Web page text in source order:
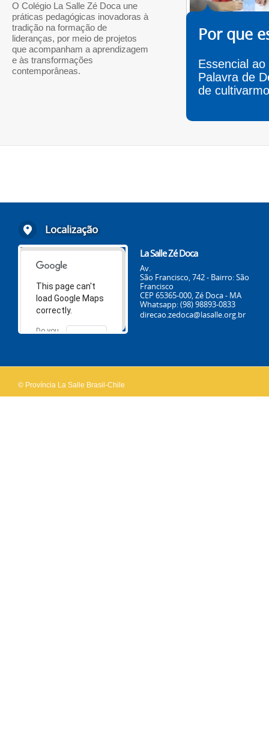
O Colégio La Salle Zé Doca une
práticas pedagógicas inovadoras à
tradição na formação de
lideranças, por meio de projetos
que acompanham a aprendizagem
e às transformações
contemporâneas.
Por que
Essencial
Palavra de
de
Localização
This page can't
load Google Maps
correctly.
Do you
OK
La Salle Zé Doca
Av.
São Francisco, 742 - Bairro: São
Francisco
CEP 65365-000, Zé Doca - MA
Whatsapp: (98) 98893-0833
direcao.zedoca@lasalle.org.br
© Província La Salle Brasil-Chile